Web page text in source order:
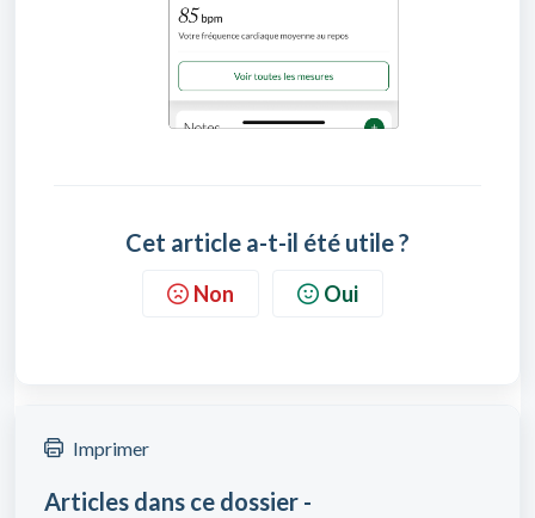
Cet article a-t-il été utile ?
Non Oui
Imprimer
Articles dans ce dossier -